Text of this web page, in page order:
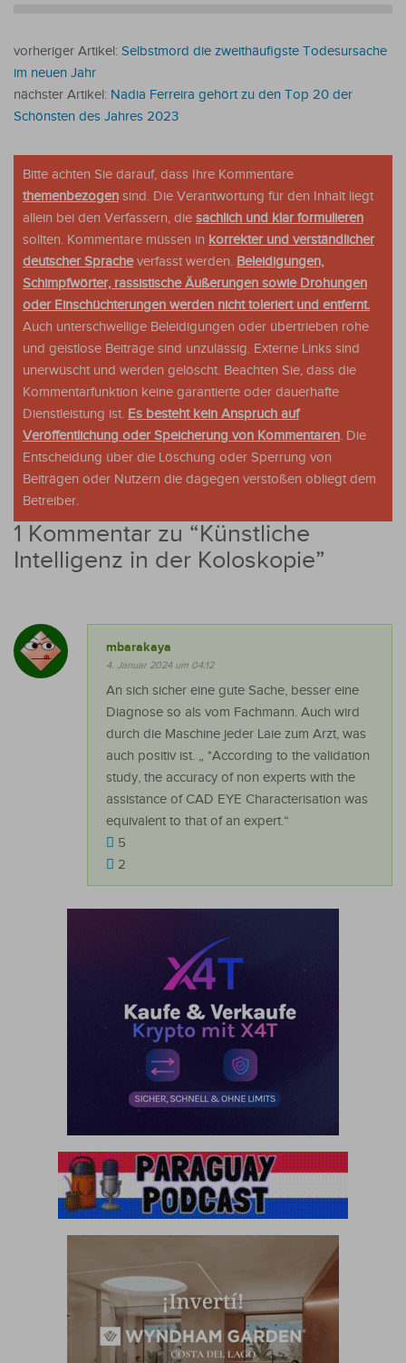
vorheriger Artikel: Selbstmord die zweithäufigste Todesursache
im neuen Jahr
nächster Artikel: Nadia Ferreira gehört zu den Top 20 der
Schönsten des Jahres 2023
Bitte achten Sie darauf, dass Ihre Kommentare
themenbezogen sind. Die Verantwortung für den Inhalt liegt
allein bei den Verfassern, die sachlich und klar formulieren
sollten. Kommentare müssen in korrekter und verständlicher
deutscher Spracheverfasst werden. Beleidigungen,
Schimpfwörter, rassistische Äußerungen sowie Drohungen
oder Einschüchterungen werden nicht toleriert und entfernt.
Auch unterschwellige Beleidigungen oder übertrieben rohe
und geistlose Beiträge sind unzulässig. Externe Links sind
unerwüscht und werden gelöscht. Beachten Sie, dass die
Kommentarfunktion keine garantierte oder dauerhafte
Dienstleistung ist. Es besteht kein Anspruch auf
Veröffentlichung oder Speicherung von Kommentaren. Die
Entscheidung über die Löschung oder Sperrung von
Beiträgen oder Nutzern die dagegen verstoßen obliegt dem
Betreiber.
1 Kommentar zu “Künstliche
Intelligenz in der Koloskopie”
mbarakaya
4. Januar 2024 um 04:12
An sich sicher eine gute Sache, besser eine
Diagnose so als vom Fachmann. Auch wird
durch die Maschine jeder Laie zum Arzt, was
auch positiv ist. „ *According to the validation
study, the accuracy of non experts with the
assistance of CAD EYE Characterisation was
equivalent to that of an expert.“
5
2